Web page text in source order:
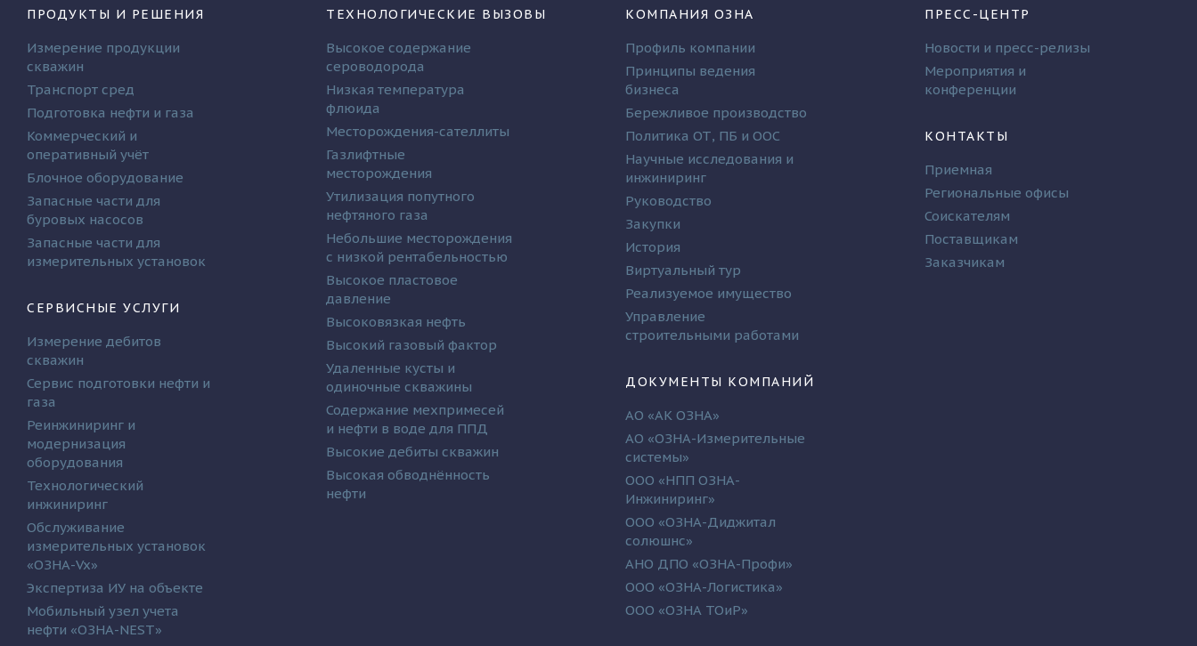
ПРОДУКТЫ И РЕШЕНИЯ
Измерение продукции
скважин
Транспорт сред
Подготовка нефти и газа
Коммерческий и
оперативный учёт
Блочное оборудование
Запасные части для
буровых насосов
Запасные части для
измерительных установок
СЕРВИСНЫЕ УСЛУГИ
Измерение дебитов
скважин
Сервис подготовки нефти и
газа
Реинжиниринг и
модернизация
оборудования
Технологический
инжиниринг
Обслуживание
измерительных установок
«ОЗНА-Vx»
Экспертиза ИУ на объекте
Мобильный узел учета
нефти «ОЗНА-NEST»
ТЕХНОЛОГИЧЕСКИЕ ВЫЗОВЫ
Высокое содержание
сероводорода
Низкая температура
флюида
Месторождения-сателлиты
Газлифтные
месторождения
Утилизация попутного
нефтяного газа
Небольшие месторождения
с низкой рентабельностью
Высокое пластовое
давление
Высоковязкая нефть
Высокий газовый фактор
Удаленные кусты и
одиночные скважины
Содержание мехпримесей
и нефти в воде для ППД
Высокие дебиты скважин
Высокая обводнённость
нефти
КОМПАНИЯ ОЗНА
Профиль компании
Принципы ведения
бизнеса
Бережливое производство
Политика ОТ, ПБ и ООС
Научные исследования и
инжиниринг
Руководство
Закупки
История
Виртуальный тур
Реализуемое имущество
Управление
строительными работами
ДОКУМЕНТЫ КОМПАНИЙ
АО «АК ОЗНА»
АО «ОЗНА-Измерительные
системы»
ООО «НПП ОЗНА-
Инжиниринг»
ООО «ОЗНА-Диджитал
солюшнс»
АНО ДПО «ОЗНА-Профи»
ООО «ОЗНА-Логистика»
ООО «ОЗНА ТОиР»
ПРЕСС-ЦЕНТР
Новости и пресс-релизы
Мероприятия и
конференции
КОНТАКТЫ
Приемная
Региональные офисы
Соискателям
Поставщикам
Заказчикам